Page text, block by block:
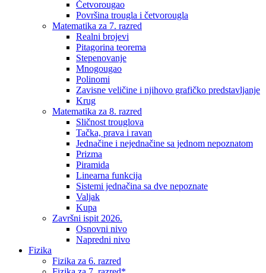
Četvorougao
Površina trougla i četvorougla
Matematika za 7. razred
Realni brojevi
Pitagorina teorema
Stepenovanje
Mnogougao
Polinomi
Zavisne veličine i njihovo grafičko predstavljanje
Krug
Matematika za 8. razred
Sličnost trouglova
Tačka, prava i ravan
Jednačine i nejednačine sa jednom nepoznatom
Prizma
Piramida
Linearna funkcija
Sistemi jednačina sa dve nepoznate
Valjak
Kupa
Završni ispit 2026.
Osnovni nivo
Napredni nivo
Fizika
Fizika za 6. razred